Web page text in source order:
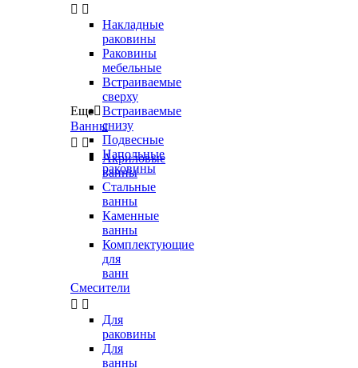
 
Накладные
раковины
Раковины
мебельные
Встраиваемые
сверху
Встраиваемые
снизу
Подвесные
Напольные
раковины
Еще
Ванны
 
Акриловые
ванны
Стальные
ванны
Каменные
ванны
Комплектующие
для
ванн
Смесители
 
Для
раковины
Для
ванны